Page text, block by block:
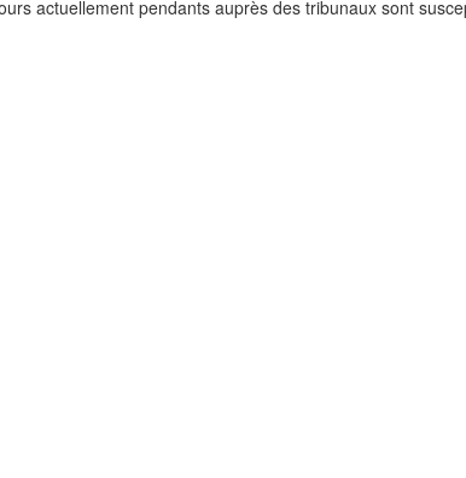
actuellement pendants auprès des tribunaux sont